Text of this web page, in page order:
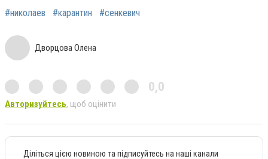
#николаев #карантин #сенкевич
Дворцова Олена
0,0
Авторизуйтесь, щоб оцінити
Діліться цією новиною та підписуйтесь на наші канали